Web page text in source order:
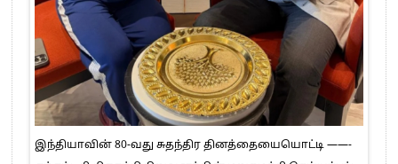
இந்தியாவின் 80-வது சுதந்திர தினத்தையையொட்டி ——-